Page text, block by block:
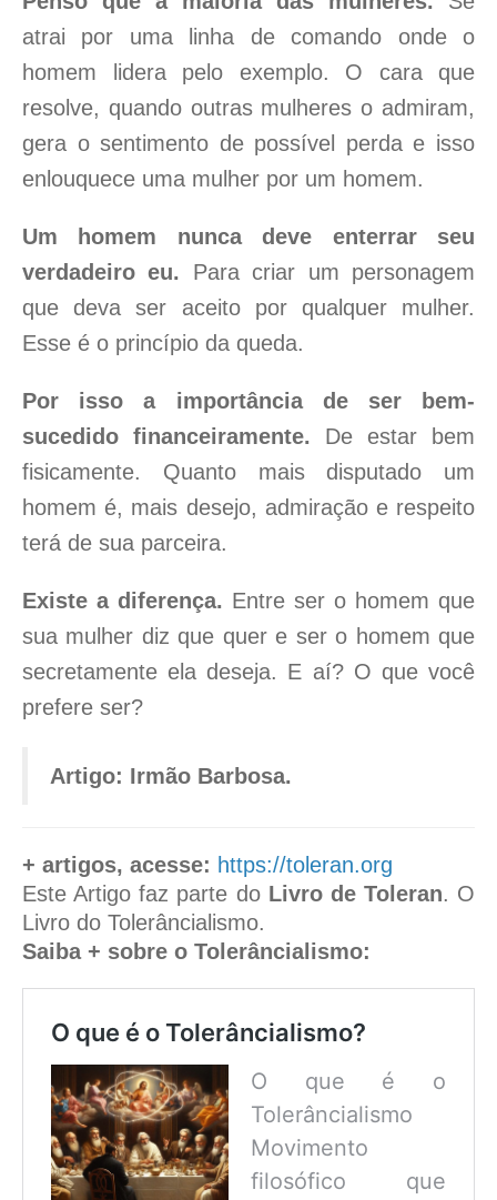
atrai por uma linha de comando onde o
homem lidera pelo exemplo. O cara que
resolve, quando outras mulheres o admiram,
gera o sentimento de possível perda e isso
enlouquece uma mulher por um homem.
Um homem nunca deve enterrar seu
verdadeiro eu. Para criar um personagem
que deva ser aceito por qualquer mulher.
Esse é o princípio da queda.
Por isso a importância de ser bem-
sucedido financeiramente. De estar bem
fisicamente. Quanto mais disputado um
homem é, mais desejo, admiração e respeito
terá de sua parceira.
Existe a diferença. Entre ser o homem que
sua mulher diz que quer e ser o homem que
secretamente ela deseja. E aí? O que você
prefere ser?
Artigo: Irmão Barbosa.
+ artigos, acesse: https://toleran.org
Este Artigo faz parte do Livro de Toleran. O
Livro do Tolerâncialismo.
Saiba + sobre o Tolerâncialismo:
O que é o Tolerâncialismo?
O que é o
Tolerâncialismo
Movimento
filosófico que